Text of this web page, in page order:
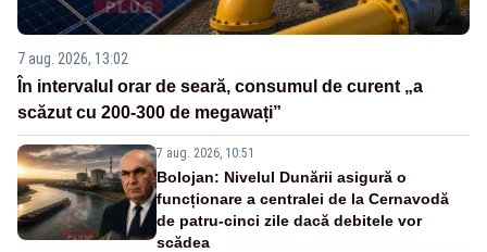
7 aug. 2026, 13:02
În intervalul orar de seară, consumul de curent „a
scăzut cu 200-300 de megawați”
7 aug. 2026, 10:51
Bolojan: Nivelul Dunării asigură o
funcționare a centralei de la Cernavodă
de patru-cinci zile dacă debitele vor
scădea